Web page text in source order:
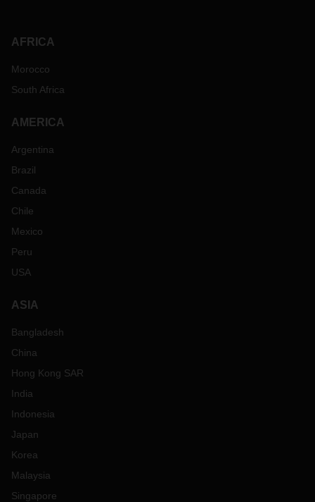
AFRICA
Morocco
South Africa
AMERICA
Argentina
Brazil
Canada
Chile
Mexico
Peru
USA
ASIA
Bangladesh
China
Hong Kong SAR
India
Indonesia
Japan
Korea
Malaysia
Singapore